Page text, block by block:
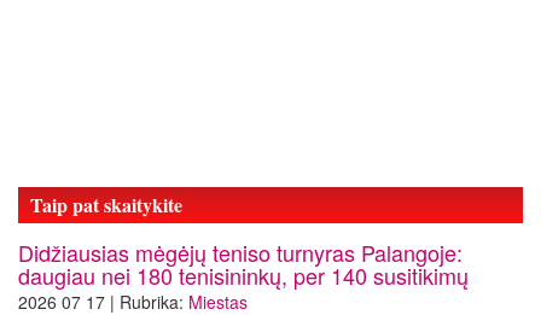
Taip pat skaitykite
Didžiausias mėgėjų teniso turnyras Palangoje:
daugiau nei 180 tenisininkų, per 140 susitikimų
2026 07 17 | Rubrika: Miestas